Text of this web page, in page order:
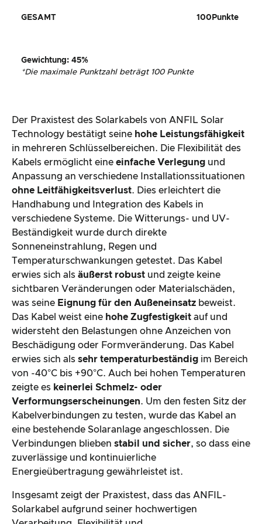
GESAMT 100 Punkte
Gewichtung: 45%
*Die maximale Punktzahl beträgt 100 Punkte
Der Praxistest des Solarkabels von ANFIL Solar
Technology bestätigt seine hohe Leistungsfähigkeit
in mehreren Schlüsselbereichen. Die Flexibilität des
Kabels ermöglicht eine einfache Verlegung und
Anpassung an verschiedene Installationssituationen
ohne Leitfähigkeitsverlust. Dies erleichtert die
Handhabung und Integration des Kabels in
verschiedene Systeme. Die Witterungs- und UV-
Beständigkeit wurde durch direkte
Sonneneinstrahlung, Regen und
Temperaturschwankungen getestet. Das Kabel
erwies sich als äußerst robust und zeigte keine
sichtbaren Veränderungen oder Materialschäden,
was seine Eignung für den Außeneinsatz beweist.
Das Kabel weist eine hohe Zugfestigkeit auf und
widersteht den Belastungen ohne Anzeichen von
Beschädigung oder Formveränderung. Das Kabel
erwies sich als sehr temperaturbeständig im Bereich
von -40°C bis +90°C. Auch bei hohen Temperaturen
zeigte es keinerlei Schmelz- oder
Verformungserscheinungen. Um den festen Sitz der
Kabelverbindungen zu testen, wurde das Kabel an
eine bestehende Solaranlage angeschlossen. Die
Verbindungen blieben stabil und sicher, so dass eine
zuverlässige und kontinuierliche
Energieübertragung gewährleistet ist.
Insgesamt zeigt der Praxistest, dass das ANFIL-
Solarkabel aufgrund seiner hochwertigen